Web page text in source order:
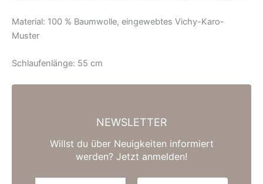
Material: 100 % Baumwolle, eingewebtes Vichy-Karo-
Muster
Schlaufenlänge: 55 cm
NEWSLETTER
Willst du über Neuigkeiten informiert
werden? Jetzt anmelden!